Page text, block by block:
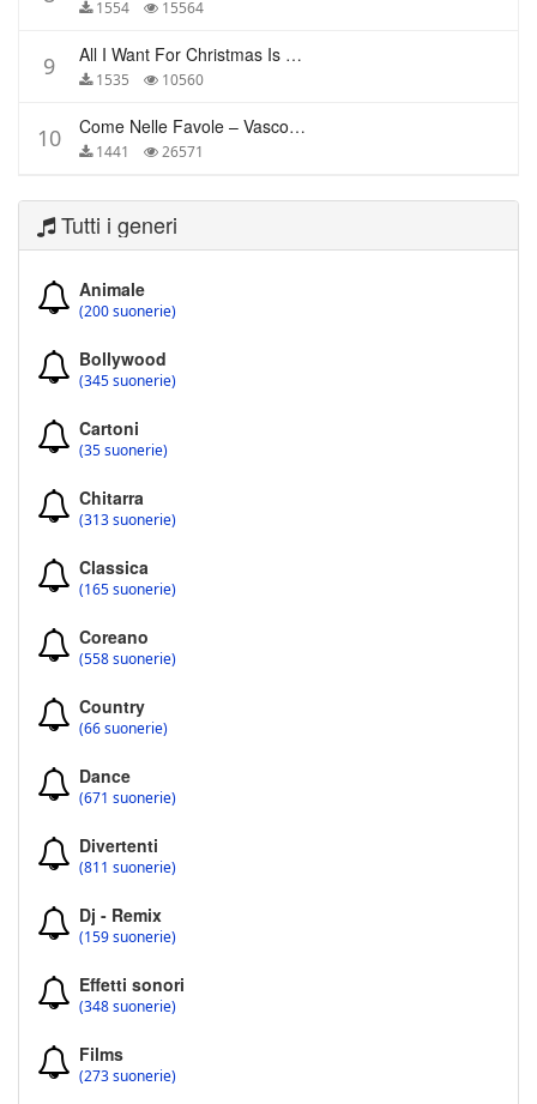
1554 15564
9 All I Want For Christmas Is You – Mariah Carey
1535 10560
10 Come Nelle Favole – Vasco Rossi
1441 26571
Tutti i generi
Animale
(200 suonerie)
Bollywood
(345 suonerie)
Cartoni
(35 suonerie)
Chitarra
(313 suonerie)
Classica
(165 suonerie)
Coreano
(558 suonerie)
Country
(66 suonerie)
Dance
(671 suonerie)
Divertenti
(811 suonerie)
Dj - Remix
(159 suonerie)
Effetti sonori
(348 suonerie)
Films
(273 suonerie)